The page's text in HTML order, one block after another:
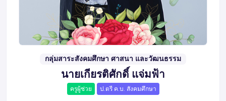
กลุ่มสาระสังคมศึกษา ศาสนา และวัฒนธรรม
นายเกียรติศักดิ์ แจ่มฟ้า
ครูผู้ช่วย ป.ตรี ค.บ. สังคมศึกษา